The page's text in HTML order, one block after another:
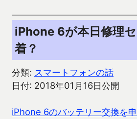
iPhone 6が本日修理
着？
分類: スマートフォンの話
日付: 2018年01月16日公開
iPhone 6のバッテリー交換を